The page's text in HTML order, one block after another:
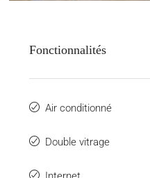
Fonctionnalités
Air conditionné
Double vitrage